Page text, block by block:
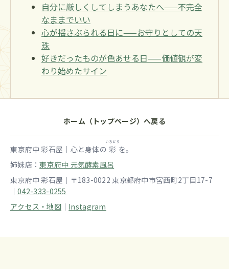
自分に厳しくしてしまうあなたへ——不完全
なままでいい
心が揺さぶられる日に——お守りとしての天
珠
好きだったものが色あせる日——価値観が変
わり始めたサイン
ホーム（トップページ）へ戻る
東京府中 彩石屋｜心と身体の 彩
いろどり
を。
姉妹店：東京府中 元気酵素風呂
東京府中 彩石屋｜〒183-0022 東京都府中市宮西町2丁目17-7
｜042-333-0255
アクセス・地図｜ Instagram